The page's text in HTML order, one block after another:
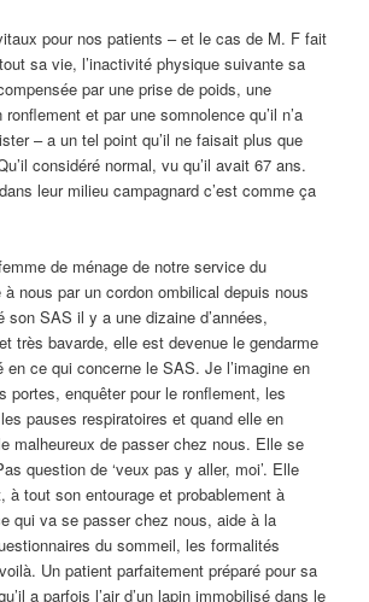
pour nos patients – et le cas de M. F fait
sa vie, l’inactivité physique suivante sa
par une prise de poids, une
et par une somnolence qu’il n’a
– a un tel point qu’il ne faisait plus que
considéré normal, vu qu’il avait 67 ans.
leur milieu campagnard c’est comme ça
de ménage de notre service du
nous par un cordon ombilical depuis nous
son SAS il y a une dizaine d’années,
très bavarde, elle est devenue le gendarme
en ce qui concerne le SAS. Je l’imagine en
portes, enquêter pour le ronflement, les
pauses respiratoires et quand elle en
malheureux de passer chez nous. Elle se
question de ‘veux pas y aller, moi’. Elle
à tout son entourage et probablement à
qui va se passer chez nous, aide à la
du sommeil, les formalités
Un patient parfaitement préparé pour sa
a parfois l’air d’un lapin immobilisé dans le